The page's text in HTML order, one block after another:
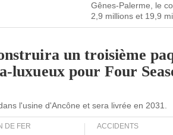
Gênes-Palerme, le
2,9 millions et 19,9
un troisième
luxueux pour Four
l'usine d'Ancône et sera livrée en 2031.
DE FER ACCIDENTS